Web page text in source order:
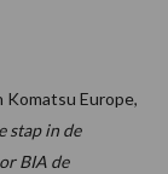
Komatsu Europe,
stap in de
BIA de